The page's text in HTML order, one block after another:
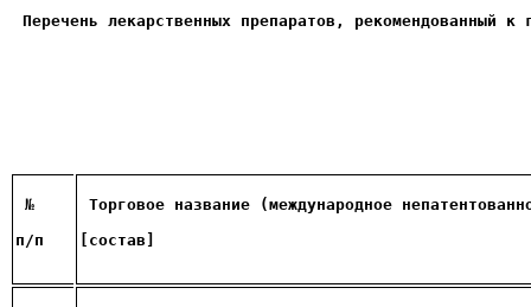
Перечень лекарственных препаратов, рекомендованный
№
п/п
Торговое название (международное
[состав]